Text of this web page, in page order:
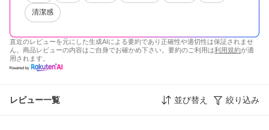
清潔感
直近のレビューを元にした生成AIによる要約であり正確性や適切性は保証されませ
ん。商品レビューの内容はご自身でお確かめ下さい。要約のご利用は利用規約が適
用されます。
レビュー一覧 並び替え 絞り込み